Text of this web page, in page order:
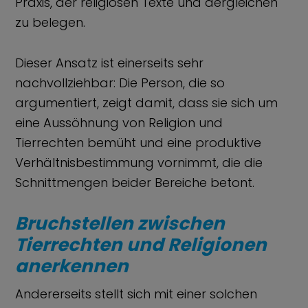
zu belegen.
Dieser Ansatz ist einerseits sehr
nachvollziehbar: Die Person, die so
argumentiert, zeigt damit, dass sie sich um
eine Aussöhnung von Religion und
Tierrechten bemüht und eine produktive
Verhältnisbestimmung vornimmt, die die
Schnittmengen beider Bereiche betont.
Bruchstellen zwischen
Tierrechten und Religionen
anerkennen
Andererseits stellt sich mit einer solchen